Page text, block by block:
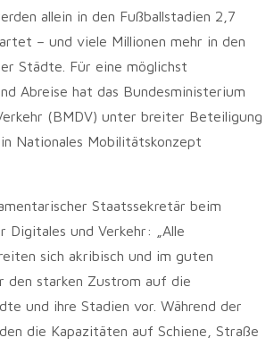
allein in den Fußballstadien 2,7
– und viele Millionen mehr in den
Städte. Für eine möglichst
Abreise hat das Bundesministerium
(BMDV) unter breiter Beteiligung
Nationales Mobilitätskonzept
Staatssekretär beim
Digitales und Verkehr: „Alle
sich akribisch und im guten
den starken Zustrom auf die
und ihre Stadien vor. Während der
die Kapazitäten auf Schiene, Straße